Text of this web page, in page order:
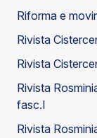
Riforma e
Rivista
Rivista
Rivista
fasc.I
Rivista